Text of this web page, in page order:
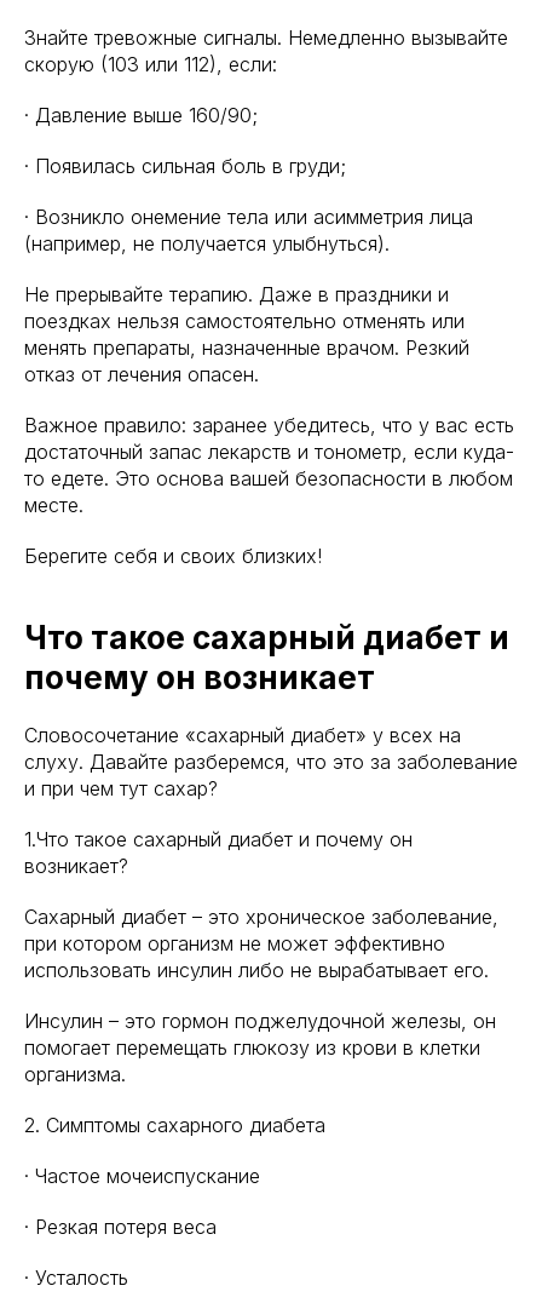
Знайте тревожные сигналы. Немедленно вызывайте
скорую (103 или 112), если:
· Давление выше 160/90;
· Появилась сильная боль в груди;
· Возникло онемение тела или асимметрия лица
(например, не получается улыбнуться).
Не прерывайте терапию. Даже в праздники и
поездках нельзя самостоятельно отменять или
менять препараты, назначенные врачом. Резкий
отказ от лечения опасен.
Важное правило: заранее убедитесь, что у вас есть
достаточный запас лекарств и тонометр, если куда-
то едете. Это основа вашей безопасности в любом
месте.
Берегите себя и своих близких!
Что такое сахарный диабет и
почему он возникает
Словосочетание «сахарный диабет» у всех на
слуху. Давайте разберемся, что это за заболевание
и при чем тут сахар?
1.Что такое сахарный диабет и почему он
возникает?
Сахарный диабет – это хроническое заболевание,
при котором организм не может эффективно
использовать инсулин либо не вырабатывает его.
Инсулин – это гормон поджелудочной железы, он
помогает перемещать глюкозу из крови в клетки
организма.
2. Симптомы сахарного диабета
· Частое мочеиспускание
· Резкая потеря веса
· Усталость